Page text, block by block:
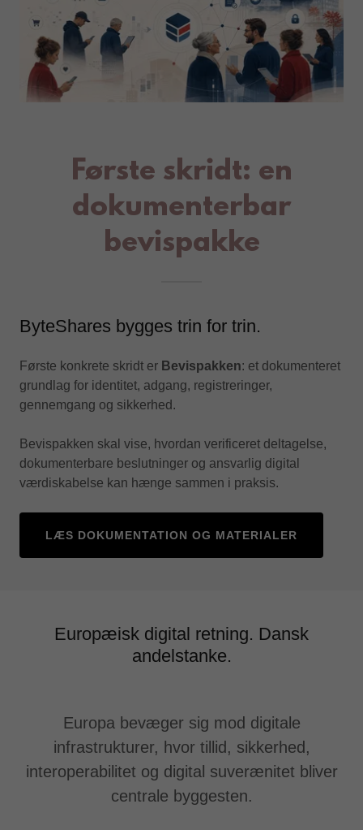
Første skridt: en
dokumenterbar
bevispakke
ByteShares bygges trin for trin.
Første konkrete skridt er Bevispakken: et dokumenteret
grundlag for identitet, adgang, registreringer,
gennemgang og sikkerhed.
Bevispakken skal vise, hvordan verificeret deltagelse,
dokumenterbare beslutninger og ansvarlig digital
værdiskabelse kan hænge sammen i praksis.
LÆS DOKUMENTATION OG MATERIALER
Europæisk digital retning. Dansk
andelstanke.
Europa bevæger sig mod digitale
infrastrukturer, hvor tillid, sikkerhed,
interoperabilitet og digital suverænitet bliver
centrale byggesten.